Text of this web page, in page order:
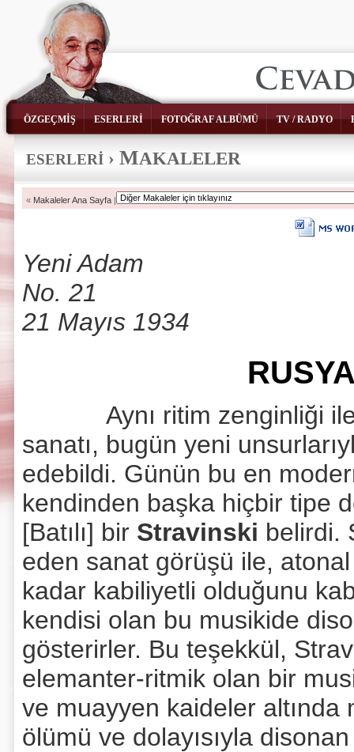
ÖZGEÇMİŞ ESERLERİ FOTOĞRAF ALBÜMÜ TV / RADYO
ESERLERİ › MAKALELER
« Makaleler Ana Sayfa |
Yeni Adam
No. 21
21 Mayıs 1934
Aynı ritim zenginliği ile
sanatı, bugün yeni
edebildi. Günün bu en
kendinden başka hiçbir tipe
[Batılı] bir Stravinski belirdi.
eden sanat görüşü ile,
kadar kabiliyetli olduğunu
kendisi olan bu musikide
gösterirler. Bu teşekkül,
elemanter-ritmik olan bir
ve muayyen kaideler altında
ölümü ve dolayısıyla